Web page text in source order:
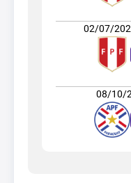
02/07/
08/10/